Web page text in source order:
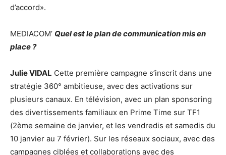
d’accord».
MEDIACOM’ Quel est le plan de communication mis en
place ?
Julie VIDAL Cette première campagne s’inscrit dans une
stratégie 360° ambitieuse, avec des activations sur
plusieurs canaux. En télévision, avec un plan sponsoring
des divertissements familiaux en Prime Time sur TF1
(2ème semaine de janvier, et les vendredis et samedis du
10 janvier au 7 février). Sur les réseaux sociaux, avec des
campagnes ciblées et collaborations avec des